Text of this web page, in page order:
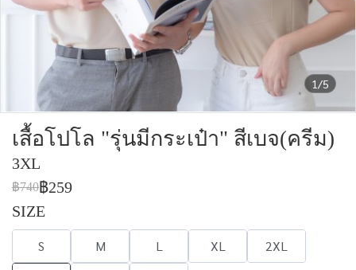
1/5
เสื้อโปโล "รุ่นมีกระเป๋า" สีเบจ(ครีม)
3XL
฿740฿259
SIZE
S M L XL
2XL